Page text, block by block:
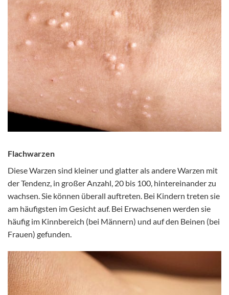
Flachwarzen
Diese Warzen sind kleiner und glatter als andere Warzen mit
der Tendenz, in großer Anzahl, 20 bis 100, hintereinander zu
wachsen. Sie können überall auftreten. Bei Kindern treten sie
am häufigsten im Gesicht auf. Bei Erwachsenen werden sie
häufig im Kinnbereich (bei Männern) und auf den Beinen (bei
Frauen) gefunden.